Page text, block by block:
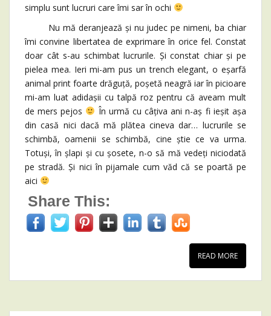
simplu sunt lucruri care îmi sar în ochi
Nu mă deranjează și nu judec pe nimeni, ba chiar
îmi convine libertatea de exprimare în orice fel. Constat
doar cât s-au schimbat lucrurile. Și constat chiar și pe
pielea mea. Ieri mi-am pus un trench elegant, o eșarfă
animal print foarte drăguță, poșetă neagră iar în picioare
mi-am luat adidașii cu talpă roz pentru că aveam mult
de mers pejos
În urmă cu câțiva ani n-aș fi ieșit așa
din casă nici dacă mă plătea cineva dar… lucrurile se
schimbă, oamenii se schimbă, cine știe ce va urma.
Totuși, în șlapi și cu șosete, n-o să mă vedeți niciodată
pe stradă. Și nici în pijamale cum văd că se poartă pe
aici
Share This:
READ MORE